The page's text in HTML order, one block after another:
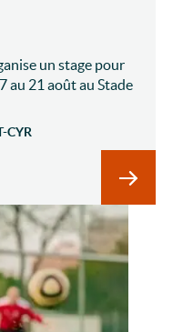
un stage pour
au 21 août au Stade
CYR
En